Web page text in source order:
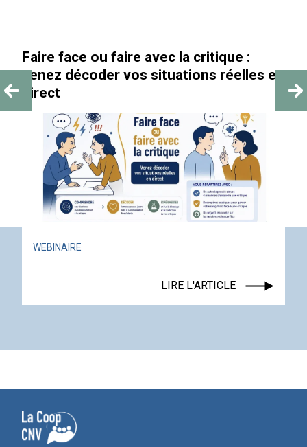
Faire face ou faire avec la critique :
venez décoder vos situations réelles en
direct
WEBINAIRE
LIRE L'ARTICLE